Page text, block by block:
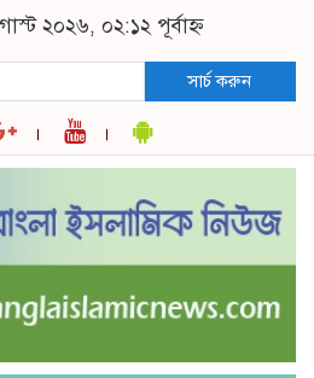
২০২৬, ০২:১২ পূর্বাহ্ন
সার্চ করুন